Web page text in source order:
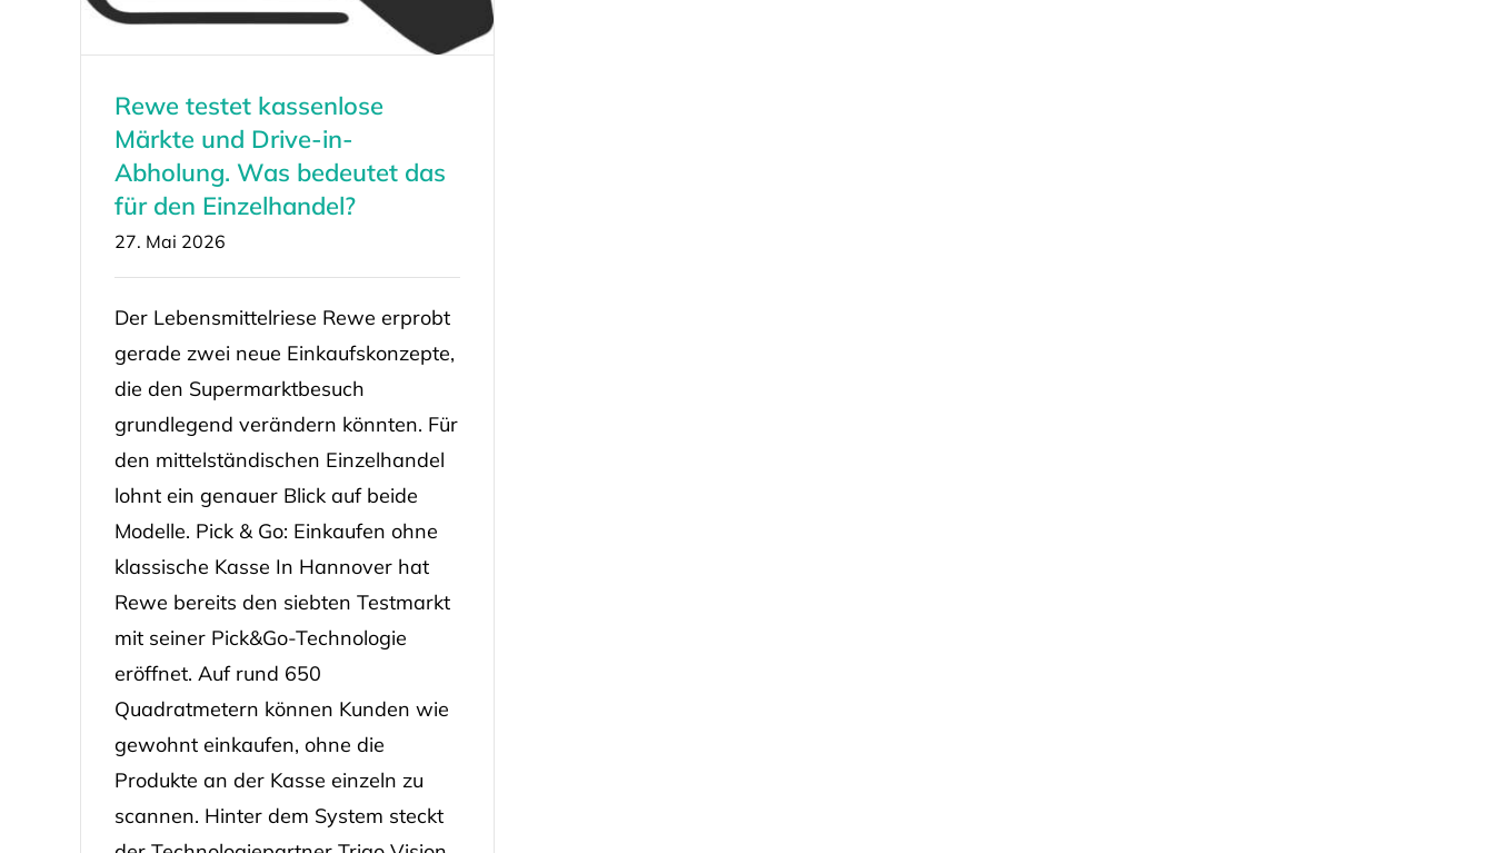
Rewe testet kassenlose
Märkte und Drive-in-
Abholung. Was bedeutet das
für den Einzelhandel?
27. Mai 2026
Der Lebensmittelriese Rewe erprobt
gerade zwei neue Einkaufskonzepte,
die den Supermarktbesuch
grundlegend verändern könnten. Für
den mittelständischen Einzelhandel
lohnt ein genauer Blick auf beide
Modelle. Pick & Go: Einkaufen ohne
klassische Kasse In Hannover hat
Rewe bereits den siebten Testmarkt
mit seiner Pick&Go-Technologie
eröffnet. Auf rund 650
Quadratmetern können Kunden wie
gewohnt einkaufen, ohne die
Produkte an der Kasse einzeln zu
scannen. Hinter dem System steckt